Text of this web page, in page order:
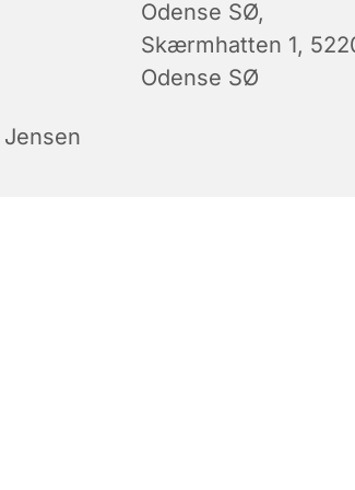
Odense SØ,
Skærmhatten 1,
Odense SØ